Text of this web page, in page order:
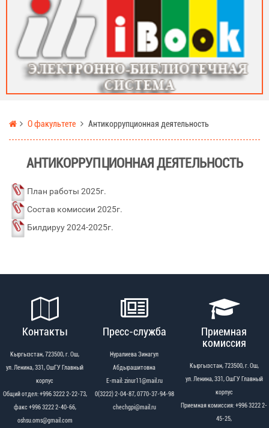
О факультете Антикоррупционная деятельность
АНТИКОРРУПЦИОННАЯ ДЕЯТЕЛЬНОСТЬ
План работы 2025г.
Cостав комиссии 2025г.
Билдируу 2024-2025г.
Контакты
Кыргызстан, 723500, г. Ош,
ул. Ленина, 331, ОшГУ Главный
корпус
Общий отдел: +996 3222 2-22-73,
факс +996 3222 2-40-66,
oshsu.oms@gmail.com
Пресс-служба
Нуралиева Зинагул
Абдырашитовна
Е-mail: zinur11@mail.ru
0(3222) 2-04-87, 0770-37-94-98
chechgpi@mail.ru
Приемная
комиссия
Кыргызстан, 723500, г. Ош,
ул. Ленина, 331, ОшГУ Главный
корпус
Приемная комиссия: +996 3222 2-
45-25,